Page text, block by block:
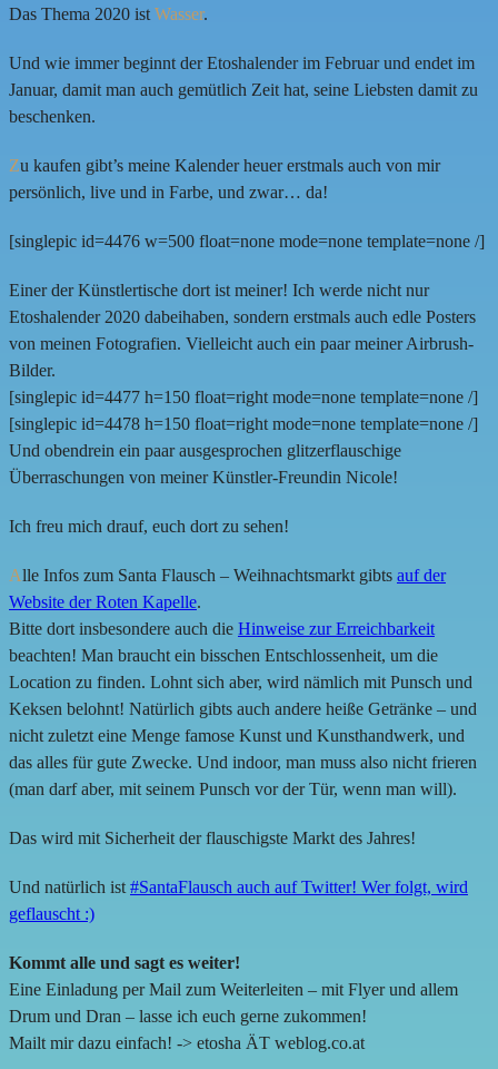
Das Thema 2020 ist Wasser.
Und wie immer beginnt der Etoshalender im Februar und endet im
Januar, damit man auch gemütlich Zeit hat, seine Liebsten damit zu
beschenken.
Zu kaufen gibt’s meine Kalender heuer erstmals auch von mir
persönlich, live und in Farbe, und zwar… da!
[singlepic id=4476 w=500 float=none mode=none template=none /]
Einer der Künstlertische dort ist meiner! Ich werde nicht nur
Etoshalender 2020 dabeihaben, sondern erstmals auch edle Posters
von meinen Fotografien. Vielleicht auch ein paar meiner Airbrush-
Bilder.
[singlepic id=4477 h=150 float=right mode=none template=none /]
[singlepic id=4478 h=150 float=right mode=none template=none /]
Und obendrein ein paar ausgesprochen glitzerflauschige
Überraschungen von meiner Künstler-Freundin Nicole!
Ich freu mich drauf, euch dort zu sehen!
Alle Infos zum Santa Flausch – Weihnachtsmarkt gibts auf der
Website der Roten Kapelle.
Bitte dort insbesondere auch die Hinweise zur Erreichbarkeit
beachten! Man braucht ein bisschen Entschlossenheit, um die
Location zu finden. Lohnt sich aber, wird nämlich mit Punsch und
Keksen belohnt! Natürlich gibts auch andere heiße Getränke – und
nicht zuletzt eine Menge famose Kunst und Kunsthandwerk, und
das alles für gute Zwecke. Und indoor, man muss also nicht frieren
(man darf aber, mit seinem Punsch vor der Tür, wenn man will).
Das wird mit Sicherheit der flauschigste Markt des Jahres!
Und natürlich ist #SantaFlausch auch auf Twitter! Wer folgt, wird
geflauscht :)
Kommt alle und sagt es weiter!
Eine Einladung per Mail zum Weiterleiten – mit Flyer und allem
Drum und Dran – lasse ich euch gerne zukommen!
Mailt mir dazu einfach! -> etosha ÄT weblog.co.at